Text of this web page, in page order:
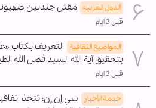
الدول العربیه مقتل جنديين
قبل 3 ايام
المواضیع الثقافية التعريف بكتاب
بتحقيق آية الله السيد فضل الله
قبل 3 ايام
خدمة الأخبار
سي إن إن: تتخذ